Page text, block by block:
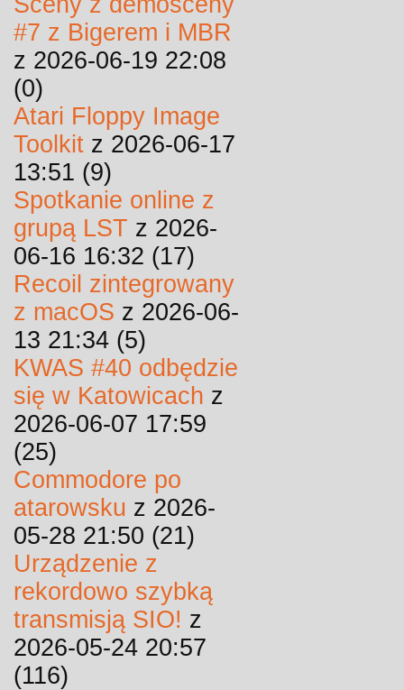
#7 z Bigerem i MBR
z 2026-06-19 22:08
(0)
Atari Floppy Image
Toolkit z 2026-06-17
13:51 (9)
Spotkanie online z
grupą LST z 2026-
06-16 16:32 (17)
Recoil zintegrowany
z macOS z 2026-06-
13 21:34 (5)
KWAS #40 odbędzie
się w Katowicach z
2026-06-07 17:59
(25)
Commodore po
atarowsku z 2026-
05-28 21:50 (21)
Urządzenie z
rekordowo szybką
transmisją SIO! z
2026-05-24 20:57
(116)